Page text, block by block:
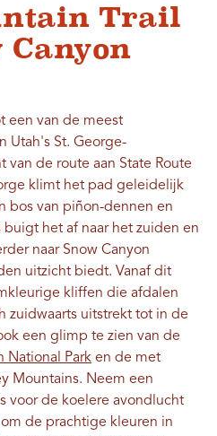
Trail
Canyon
een van de meest
Utah's St. George-
van de route aan State Route
klimt het pad geleidelijk
bos van piñon-dennen en
het af naar het zuiden en
naar Snow Canyon
uitzicht biedt. Vanaf dit
kliffen die afdalen
zuidwaarts uitstrekt tot in de
een glimp te zien van de
National Park en de met
Mountains. Neem een
voor de koelere avondlucht
de prachtige kleuren in